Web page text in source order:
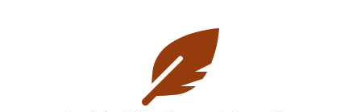
